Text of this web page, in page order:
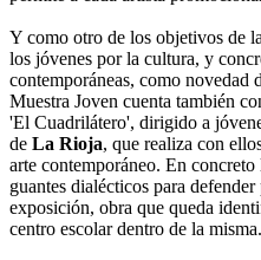
Y como otro de los objetivos de
los jóvenes por la cultura, y
contemporáneas, como novedad
Muestra Joven cuenta también
'El Cuadrilátero', dirigido a
de La Rioja, que realiza con
arte contemporáneo. En
guantes dialécticos para
exposición, obra que queda
centro escolar dentro de la misma.